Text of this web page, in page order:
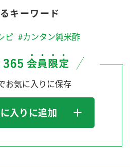
キーワード
ピ #カンタン純米酢
お気に入りに保存
入りに追加